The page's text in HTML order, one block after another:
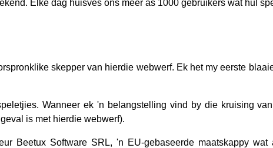
Elke dag huisves ons meer as 1000 gebruikers wat hul
skepper van hierdie webwerf. Ek het my eerste
Wanneer ek 'n belangstelling vind by die kruising
is met hierdie webwerf).
Beetux Software SRL, 'n EU-gebaseerde maatskappy